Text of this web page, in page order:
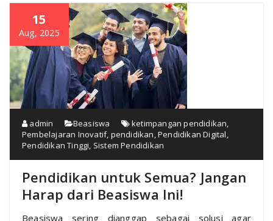
15
Aug, 2025
admin Beasiswa ketimpangan pendidikan
Pembelajaran Inovatif, pendidikan ,Pendidikan Digital
Pendidikan Tinggi Sistem Pendidikan
Pendidikan untuk Semua? Jangan
Harap dari Beasiswa Ini!
Beasiswa sering dianggap sebagai solusi agar